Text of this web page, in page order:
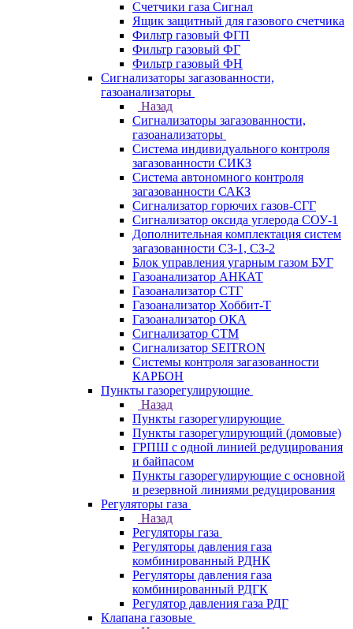
Счетчики газа Сигнал
Ящик защитный для газового счетчика
Фильтр газовый ФГП
Фильтр газовый ФГ
Фильтр газовый ФН
Сигнализаторы загазованности,
газоанализаторы
Назад
Сигнализаторы загазованности,
газоанализаторы
Система индивидуального контроля
загазованности СИКЗ
Система автономного контроля
загазованности САКЗ
Сигнализатор горючих газов-СГГ
Сигнализатор оксида углерода СОУ-1
Дополнительная комплектация систем
загазованности СЗ-1, СЗ-2
Блок управления угарным газом БУГ
Газоанализатор АНКАТ
Газоанализатор СТГ
Газоанализатор Хоббит-Т
Газоанализатор ОКА
Сигнализатор СТМ
Сигнализатор SEITRON
Системы контроля загазованности
КАРБОН
Пункты газорегулирующие
Назад
Пункты газорегулирующие
Пункты газорегулирующий (домовые)
ГРПШ с одной линией редуцирования
и байпасом
Пункты газорегулирующие с основной
и резервной линиями редуцирования
Регуляторы газа
Назад
Регуляторы газа
Регуляторы давления газа
комбинированный РДНК
Регуляторы давления газа
комбинированный РДГК
Регулятор давления газа РДГ
Клапана газовые